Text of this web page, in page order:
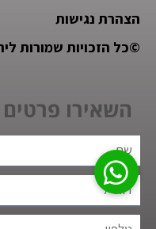
הצהרת נגישות
©כל הזכויות שמורות
השאירו